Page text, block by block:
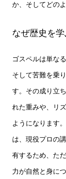
か、そしてどの
なぜ歴史を
ゴスペルは単な
そして苦難を乗
す。その成り立
れた重みや、リ
ようになります。
は、現役プロの
有するため、た
力が自然と身に